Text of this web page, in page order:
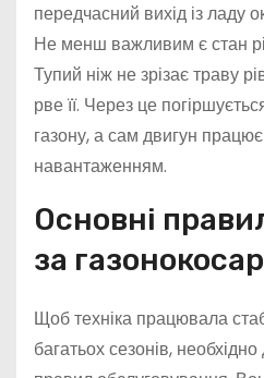
передчасний вихід із ладу
Не менш важливим є стан
Тупий ніж не зрізає траву
рве її. Через це
газону, а сам двигун
навантаженням.
Основні
за
Щоб техніка працювала
багатьох сезонів,